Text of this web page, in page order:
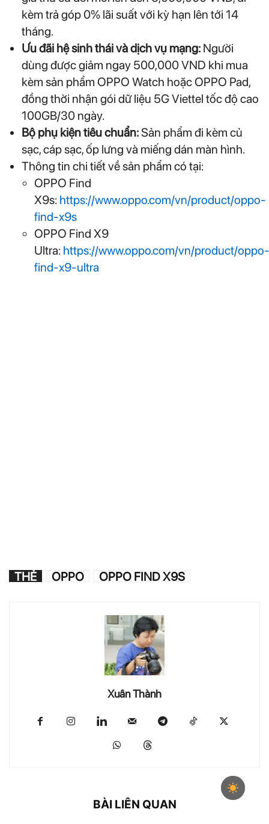
kèm trả góp 0% lãi suất với kỳ hạn lên tới 14
tháng.
Ưu đãi hệ sinh thái và dịch vụ mạng: Người
dùng được giảm ngay 500,000 VND khi mua
kèm sản phẩm OPPO Watch hoặc OPPO Pad,
đồng thời nhận gói dữ liệu 5G Viettel tốc độ cao
100GB/30 ngày.
Bộ phụ kiện tiêu chuẩn:Sản phẩm đi kèm củ
sạc, cáp sạc, ốp lưng và miếng dán màn hình.
Thông tin chi tiết về sản phẩm có tại:
OPPO Find
X9s: https://www.oppo.com/vn/product/oppo-
find-x9s
OPPO Find X9
Ultra: https://www.oppo.com/vn/product/oppo-
find-x9-ultra
THẺ OPPO OPPO FIND X9S
Xuân Thành
BÀI LIÊN QUAN